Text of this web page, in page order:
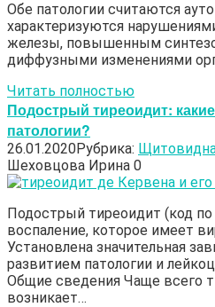
Обе патологии считаются
характеризуются
железы, повышенным
диффузными изменениями
Читать полностью
Подострый тиреоидит:
патологии?
26.01.2020Рубрика:
Шеховцова Ирина 0
Подострый тиреоидит (код
воспаление, которое имеет
Установлена значительная
развитием патологии и
Общие сведения Чаще всего
возникает…